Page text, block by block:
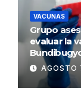
VACUNAS
Grupo
evaluar la
AGOSTO